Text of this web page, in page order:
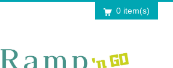
0 item(s)